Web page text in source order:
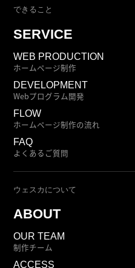
できること
SERVICE
WEB PRODUCTION
ホームページ制作
DEVELOPMENT
Webプログラム開発
FLOW
ホームページ制作の流れ
FAQ
よくあるご質問
ウェスカについて
ABOUT
OUR TEAM
制作チーム
ACCESS